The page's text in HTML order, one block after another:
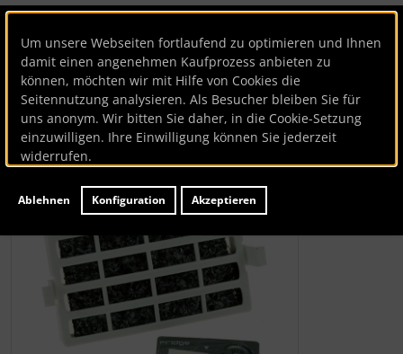
Hygienefilter
Hygienefilter
Artikelnummer BK122661
Lieferzeit: ca. 1-3 Werktage
Wenn mehr als ein Produktbild existiert, können Sie die
Um unsere Webseiten fortlaufend zu optimieren und Ihnen
damit einen angenehmen Kaufprozess anbieten zu
können, möchten wir mit Hilfe von Cookies die
Seitennutzung analysieren. Als Besucher bleiben Sie für
uns anonym. Wir bitten Sie daher, in die Cookie-Setzung
einzuwilligen. Ihre Einwilligung können Sie jederzeit
widerrufen.
Akzeptieren
Ablehnen Konfiguration